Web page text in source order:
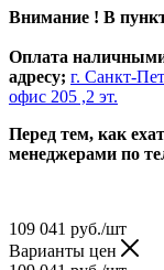
Внимание ! В
Оплата
адресу; г. Санкт-
офис 205 ,2 эт.
Перед тем, как
менеджерами по
109 041 руб./шт
Варианты цен